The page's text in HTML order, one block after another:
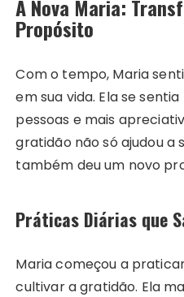
A Nova Maria:
Propósito
Com o tempo, Maria
em sua vida. Ela se
pessoas e mais
gratidão não só ajudou a
também deu um novo
Práticas Diárias que
Maria começou a
cultivar a gratidão. Ela